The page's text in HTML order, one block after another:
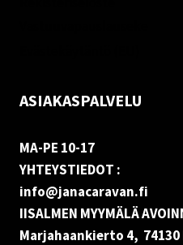
ASIAKASPALVELU
MA-PE 10-17
YHTEYSTIEDOT :
info@janacaravan.fi
IISALMEN MYYMÄLÄ
Marjahaankierto 4,